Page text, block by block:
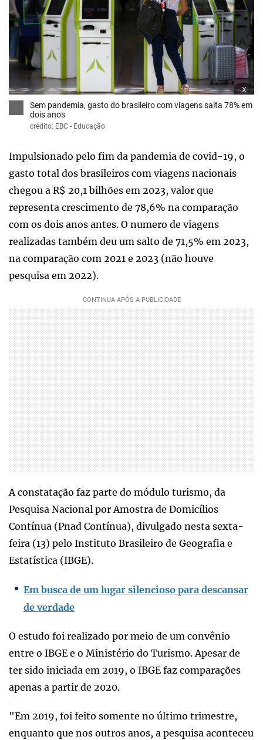
x
Sem pandemia, gasto do brasileiro com viagens salta 78% em
dois anos
crédito: EBC - Educação
Impulsionado pelo fim da pandemia de covid-19, o
gasto total dos brasileiros com viagens nacionais
chegou a R$ 20,1 bilhões em 2023, valor que
representa crescimento de 78,6% na comparação
com os dois anos antes. O numero de viagens
realizadas também deu um salto de 71,5% em 2023,
na comparação com 2021 e 2023 (não houve
pesquisa em 2022).
A constatação faz parte do módulo turismo, da
Pesquisa Nacional por Amostra de Domicílios
Contínua (Pnad Contínua), divulgado nesta sexta-
feira (13) pelo Instituto Brasileiro de Geografia e
Estatística (IBGE).
Em busca de um lugar silencioso para descansar
de verdade
O estudo foi realizado por meio de um convênio
entre o IBGE e o Ministério do Turismo. Apesar de
ter sido iniciada em 2019, o IBGE faz comparações
apenas a partir de 2020.
"Em 2019, foi feito somente no último trimestre,
enquanto que nos outros anos, a pesquisa aconteceu